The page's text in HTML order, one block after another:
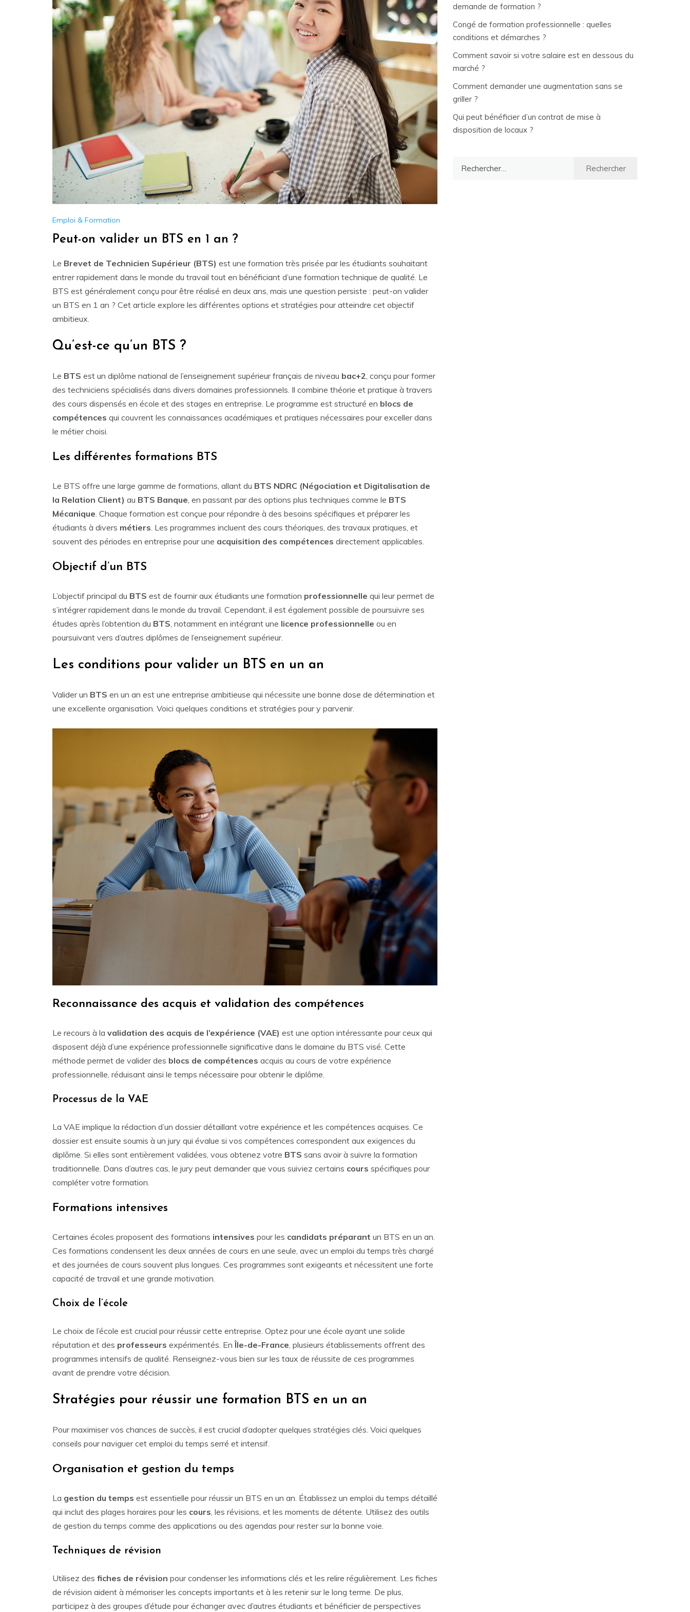
Emploi & Formation
Peut-on valider un BTS en 1 an ?
Le Brevet de Technicien Supérieur (BTS) est une formation très prisée par les étudiants souhaitant
entrer rapidement dans le monde du travail tout en bénéficiant d’une formation technique de qualité. Le
BTS est généralement conçu pour être réalisé en deux ans, mais une question persiste : peut-on valider
un BTS en 1 an ? Cet article explore les différentes options et stratégies pour atteindre cet objectif
ambitieux.
Qu’est-ce qu’un BTS ?
Le BTS est un diplôme national de l’enseignement supérieur français de niveau bac+2, conçu pour former
des techniciens spécialisés dans divers domaines professionnels. Il combine théorie et pratique à travers
des cours dispensés en école et des stages en entreprise. Le programme est structuré en blocs de
compétences qui couvrent les connaissances académiques et pratiques nécessaires pour exceller dans
le métier choisi.
Les différentes formations BTS
Le BTS offre une large gamme de formations, allant du BTS NDRC (Négociation et Digitalisation de
la Relation Client) au BTS Banque, en passant par des options plus techniques comme le BTS
Mécanique. Chaque formation est conçue pour répondre à des besoins spécifiques et préparer les
étudiants à divers métiers. Les programmes incluent des cours théoriques, des travaux pratiques, et
souvent des périodes en entreprise pour une acquisition des compétences directement applicables.
Objectif d’un BTS
L’objectif principal du BTS est de fournir aux étudiants une formation professionnelle qui leur permet de
s’intégrer rapidement dans le monde du travail. Cependant, il est également possible de poursuivre ses
études après l’obtention du BTS, notamment en intégrant une licence professionnelle ou en
poursuivant vers d’autres diplômes de l’enseignement supérieur.
Les conditions pour valider un BTS en un an
Valider un BTS en un an est une entreprise ambitieuse qui nécessite une bonne dose de détermination et
une excellente organisation. Voici quelques conditions et stratégies pour y parvenir.
Reconnaissance des acquis et validation des compétences
Le recours à la validation des acquis de l’expérience (VAE) est une option intéressante pour ceux qui
disposent déjà d’une expérience professionnelle significative dans le domaine du BTS visé. Cette
méthode permet de valider des blocs de compétences acquis au cours de votre expérience
professionnelle, réduisant ainsi le temps nécessaire pour obtenir le diplôme.
Processus de la VAE
La VAE implique la rédaction d’un dossier détaillant votre expérience et les compétences acquises. Ce
dossier est ensuite soumis à un jury qui évalue si vos compétences correspondent aux exigences du
diplôme. Si elles sont entièrement validées, vous obtenez votre BTS sans avoir à suivre la formation
traditionnelle. Dans d’autres cas, le jury peut demander que vous suiviez certains cours spécifiques pour
compléter votre formation.
Formations intensives
Certaines écoles proposent des formations intensives pour les candidats préparant un BTS en un an.
Ces formations condensent les deux années de cours en une seule, avec un emploi du temps très chargé
et des journées de cours souvent plus longues. Ces programmes sont exigeants et nécessitent une forte
capacité de travail et une grande motivation.
Choix de l’école
Le choix de l’école est crucial pour réussir cette entreprise. Optez pour une école ayant une solide
réputation et des professeurs expérimentés. EnÎle-de-France, plusieurs établissements offrent des
programmes intensifs de qualité. Renseignez-vous bien sur les taux de réussite de ces programmes
avant de prendre votre décision.
Stratégies pour réussir une formation BTS en un an
Pour maximiser vos chances de succès, il est crucial d’adopter quelques stratégies clés. Voici quelques
conseils pour naviguer cet emploi du temps serré et intensif.
Organisation et gestion du temps
La gestion du temps est essentielle pour réussir un BTS en un an. Établissez un emploi du temps détaillé
qui inclut des plages horaires pour les cours, les révisions, et les moments de détente. Utilisez des outils
de gestion du temps comme des applications ou des agendas pour rester sur la bonne voie.
Techniques de révision
Utilisez des fiches de révision pour condenser les informations clés et les relire régulièrement. Les fiches
de révision aident à mémoriser les concepts importants et à les retenir sur le long terme. De plus,
participez à des groupes d’étude pour échanger avec d’autres étudiants et bénéficier de perspectives
demande de formation ?
Congé de formation professionnelle : quelles
conditions et démarches ?
Comment savoir si votre salaire est en dessous du
marché ?
Comment demander une augmentation sans se
griller ?
Qui peut bénéficier d’un contrat de mise à
disposition de locaux ?